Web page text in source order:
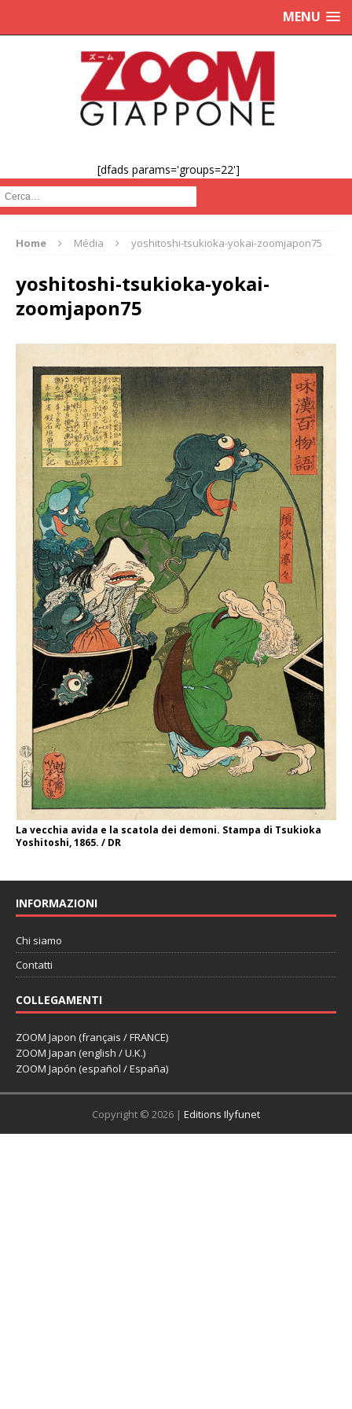
MENU
[dfads params='groups=22']
Cerca :
Home Média yoshitoshi-tsukioka-yokai-zoomjapon75
yoshitoshi-tsukioka-yokai-
zoomjapon75
La vecchia avida e la scatola dei demoni. Stampa di Tsukioka
Yoshitoshi, 1865. / DR
INFORMAZIONI
Chi siamo
Contatti
COLLEGAMENTI
ZOOM Japon (français / FRANCE)
ZOOM Japan (english / U.K.)
ZOOM Japón (español / España)
Copyright © 2026 | Editions Ilyfunet